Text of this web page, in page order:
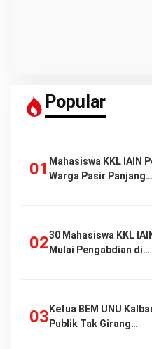
Popular
Mahasiswa KKL IAIN
Warga Pasir Panjang…
30 Mahasiswa KKL
Mulai Pengabdian di…
Ketua BEM UNU
Publik Tak Girang…